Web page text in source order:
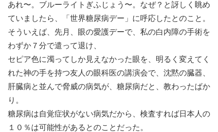
あれ〜。ブルーライトぎふじょう〜。なぜ？と訝しく眺め
ていましたら、「世界糖尿病デー」に呼応したとのこと。
そういえば、先月、眼の愛護デーで、私の白内障の手術を
わずか７分で遣って退け、
セピア色に濁ってしか見えなかった眼を、明るく変えてく
れた神の手を持つ友人の眼科医の講演会で、沈黙の臓器、
肝臓病と並んで脅威の病気が、糖尿病だと、教わったばか
り。
糖尿病は自覚症状がない病気だから、検査すれば日本人の
１０％は可能性があるとのことだった。